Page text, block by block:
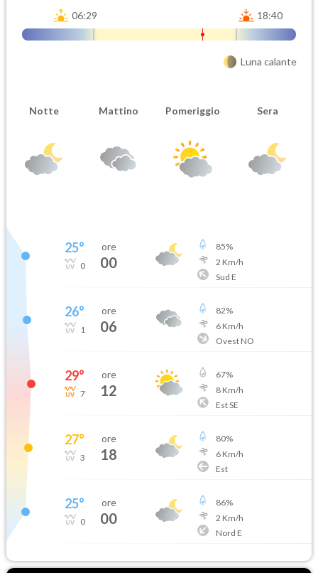
06:29 18:40
Luna calante
Notte Mattino Pomeriggio Sera
25°
0
ore
00
85%
2 Km/h
Sud E
26°
1
ore
06
82%
6Km/h
Ovest NO
29°
7
ore
12
67%
8Km/h
Est SE
27°
3
ore
18
80%
6Km/h
Est
25°
0
ore
00
86%
2 Km/h
Nord E